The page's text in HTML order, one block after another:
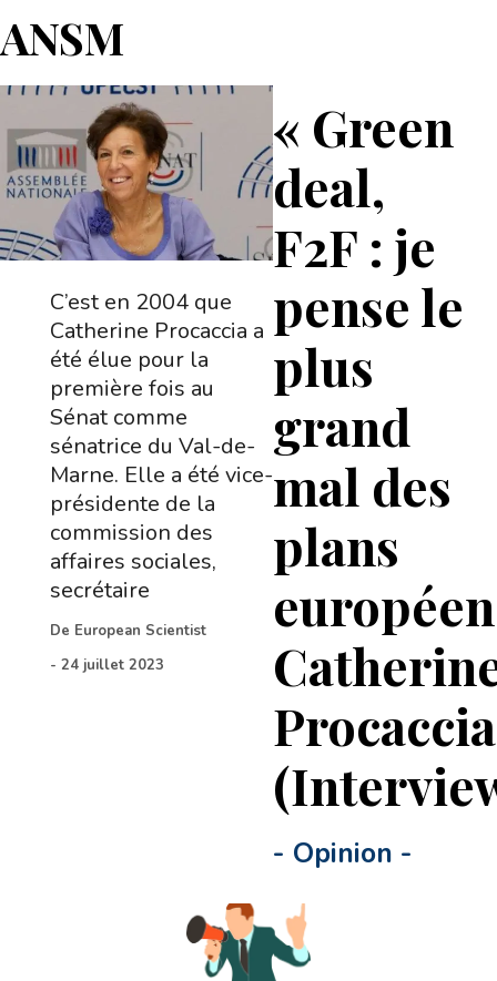
ANSM
« Green
deal,
F2F : je
pense le
plus
grand
mal des
plans
Procaccia
- Opinion -
C’est en 2004 que
Catherine Procaccia a
été élue pour la
première fois au
Sénat comme
sénatrice du Val-de-
Marne. Elle a été vice-
présidente de la
commission des
affaires sociales,
secrétaire
De European Scientist
- 24 juillet 2023